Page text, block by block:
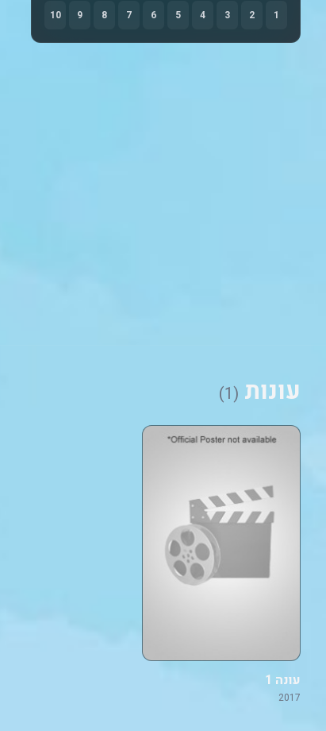
1
2
3
4
5
6
7
8
9
10
עונות (1)
עונה 1
2017